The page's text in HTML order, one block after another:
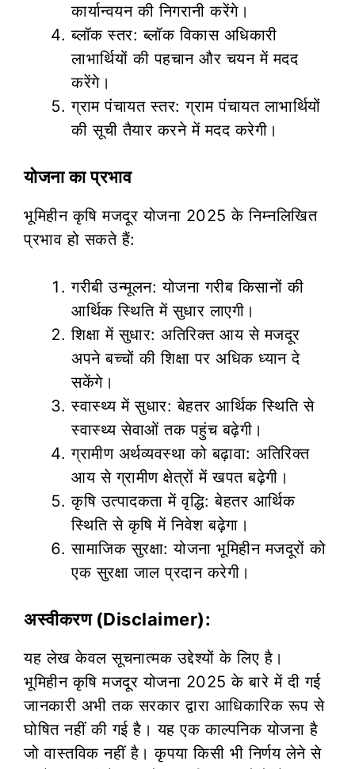
कार्यान्वयन की निगरानी करेंगे।
ब्लॉक स्तर: ब्लॉक विकास अधिकारी
लाभार्थियों की पहचान और चयन में मदद
करेंगे।
ग्राम पंचायत स्तर: ग्राम पंचायत लाभार्थियों
की सूची तैयार करने में मदद करेगी।
योजना का प्रभाव
भूमिहीन कृषि मजदूर योजना 2025 के निम्नलिखित
प्रभाव हो सकते हैं:
गरीबी उन्मूलन: योजना गरीब किसानों की
आर्थिक स्थिति में सुधार लाएगी।
शिक्षा में सुधार: अतिरिक्त आय से मजदूर
अपने बच्चों की शिक्षा पर अधिक ध्यान दे
सकेंगे।
स्वास्थ्य में सुधार: बेहतर आर्थिक स्थिति से
स्वास्थ्य सेवाओं तक पहुंच बढ़ेगी।
ग्रामीण अर्थव्यवस्था को बढ़ावा: अतिरिक्त
आय से ग्रामीण क्षेत्रों में खपत बढ़ेगी।
कृषि उत्पादकता में वृद्धि: बेहतर आर्थिक
स्थिति से कृषि में निवेश बढ़ेगा।
सामाजिक सुरक्षा: योजना भूमिहीन मजदूरों को
एक सुरक्षा जाल प्रदान करेगी।
अस्वीकरण (Disclaimer):
यह लेख केवल सूचनात्मक उद्देश्यों के लिए है।
भूमिहीन कृषि मजदूर योजना 2025 के बारे में दी गई
जानकारी अभी तक सरकार द्वारा आधिकारिक रूप से
घोषित नहीं की गई है। यह एक काल्पनिक योजना है
जो वास्तविक नहीं है। कृपया किसी भी निर्णय लेने से